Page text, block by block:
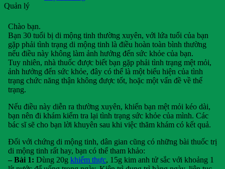
Quản lý
Chào bạn.
Bạn 30 tuổi bị di mộng tinh thường xuyên, với lứa tuổi của bạn
gặp phải tình trạng di mộng tinh là điều hoàn toàn bình thường
nếu điều này không làm ảnh hưởng đến sức khỏe của bạn.
Tuy nhiên, nhà thuốc được biết bạn gặp phải tình trạng mệt mỏi,
ảnh hưởng đến sức khỏe, đây có thể là một biểu hiện của tình
trạng chức năng thận không được tốt, hoặc một vấn đề về thể
trạng.
Nếu điều này diễn ra thường xuyên, khiến bạn mệt mỏi kéo dài,
bạn nên đi khám kiểm tra lại tình trạng sức khỏe của mình. Các
bác sĩ sẽ cho bạn lời khuyên sau khi việc thăm khám có kết quả.
Đối với chứng di mộng tinh, dân gian cũng có những bài thuốc trị
di mộng tinh rất hay, bạn có thể tham khảo:
– Bài 1: Dùng 20g khiếm thực, 15g kim anh tử sắc với khoảng 1